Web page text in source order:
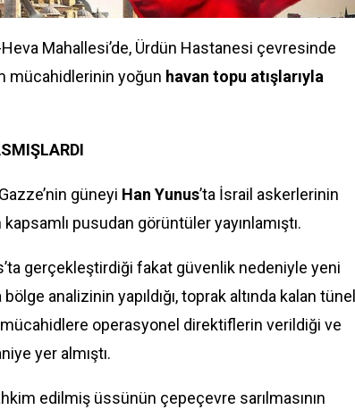
Mahallesi’de, Ürdün Hastanesi çevresinde
mücahidlerinin yoğun havan topu atışlarıyla
güneyi Han Yunus’ta İsrail askerlerinin
pusudan görüntüler yayınlamıştı.
gerçekleştirdiği fakat güvenlik nedeniyle yeni
analizinin yapıldığı, toprak altında kalan tünel
mücahidlere operasyonel direktiflerin verildiği ve
yer almıştı.
edilmiş üssünün çepeçevre sarılmasının